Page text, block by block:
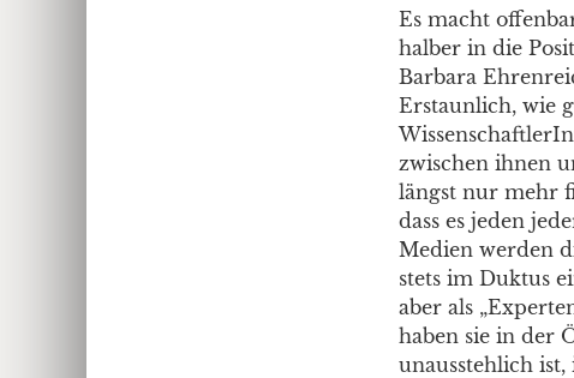
Es macht
halber in die
Barbara
Erstaunlich, wie
zwischen ihnen
längst nur mehr
dass es jeden
Medien werden
stets im Duktus
aber als
haben sie in der
unausstehlich